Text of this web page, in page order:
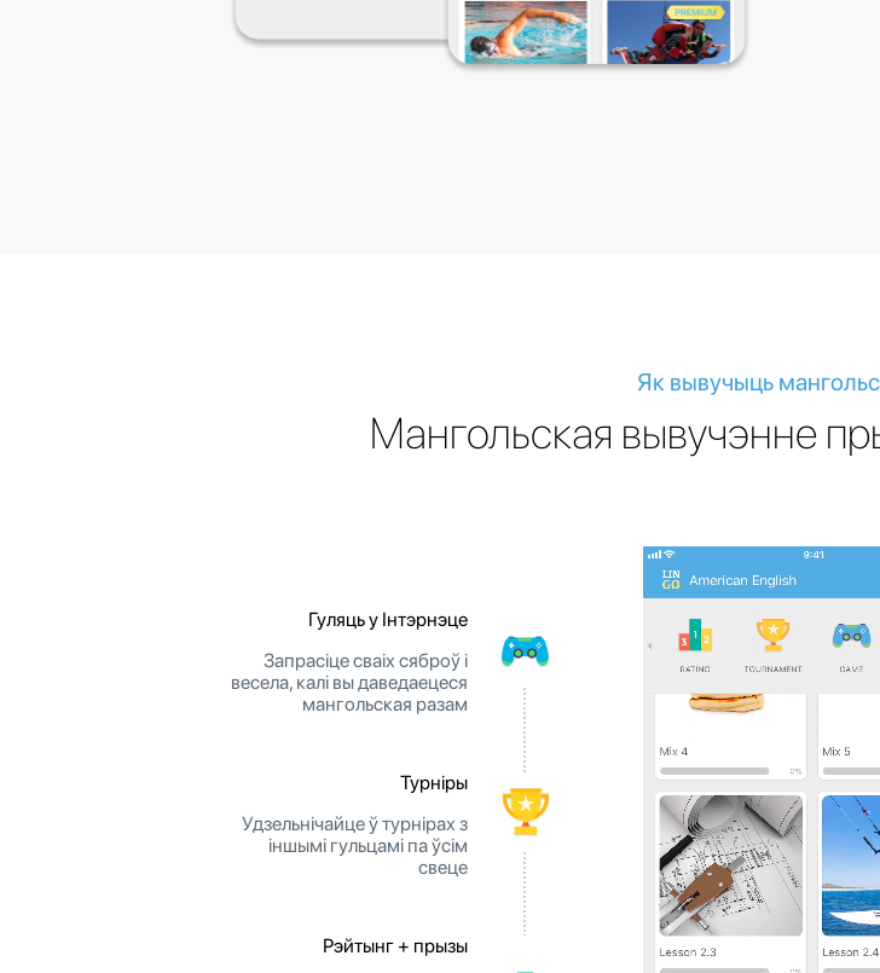
Як вывучыць
Мангольская вывучэнне
Гуляць у Інтэрнэце
Запрасіце сваіх сяброў і
весела, калі вы даведаецеся
мангольская разам
Турніры
Удзельнічайце ў турнірах з
іншымі гульцамі па ўсім
свеце
Рэйтынг + прызы